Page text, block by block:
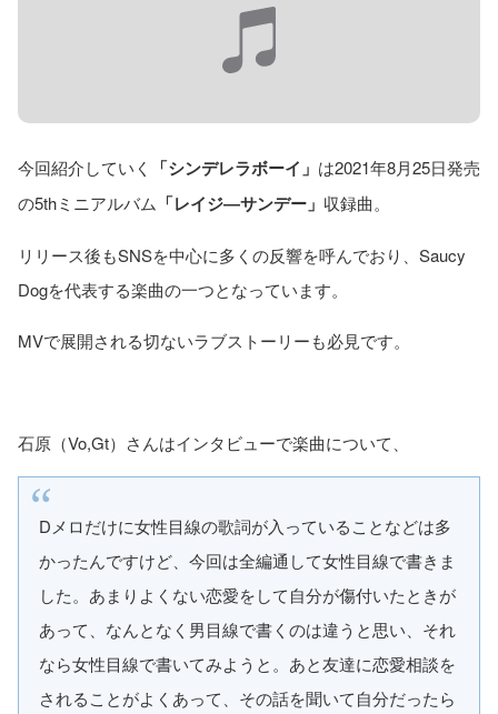
今回紹介していく 「シンデレラボーイ」 は2021年8月25日発売
の5thミニアルバム 「レイジ―サンデー」 収録曲。
リリース後もSNSを中心に多くの反響を呼んでおり、Saucy
Dogを代表する楽曲の一つとなっています。
MVで展開される切ないラブストーリーも必見です。
石原（Vo,Gt）さんはインタビューで楽曲について、
Dメロだけに女性目線の歌詞が入っていることなどは多
かったんですけど、今回は全編通して女性目線で書きま
した。あまりよくない恋愛をして自分が傷付いたときが
あって、なんとなく男目線で書くのは違うと思い、それ
なら女性目線で書いてみようと。あと友達に恋愛相談を
されることがよくあって、その話を聞いて自分だったら